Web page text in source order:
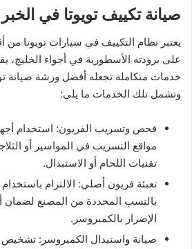
صيانة تكييف تويوتا في
يعتبر نظام التكييف في سيارات تويوتا من
على برودته الأسطورية في أجواء الخليج،
خدمات متكاملة تجعله أفضل ورشة صيانة
وتشمل تلك الخدمات ما يلي:
فحص وتسريب الفريون: استخدام
مواقع التسريب في المواسير أو
تقنيات اللحام أو الاستبدال.
تعبئة فريون أصلي: الالتزام
بالنسب المحددة من المصنع لضمان
الإضرار بالكمبروسر.
صيانة واستبدال الكمبروسر: